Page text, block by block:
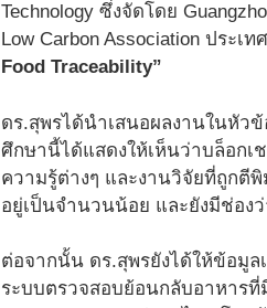
Technology ซึ่งจัดโดย
Low Carbon Association ประ
Food Traceability”
ดร.สุพรได้นำเสนอผลงานในหัวข้
ศึกษานี้ได้แสดงให้เห็นว่าบล็อกเ
ความรู้ต่างๆ และงานวิจัยที่ถูกตี
อยู่เป็นจำนวนน้อย และยังมีช่อง
ต่อจากนั้น ดร.สุพรยังได้ให้ข้อมูลเ
ระบบตรวจสอบย้อนกลับอาหาร